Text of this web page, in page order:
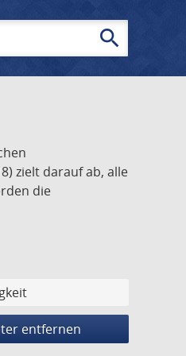
search
zielt darauf ab, alle
die
entfernen